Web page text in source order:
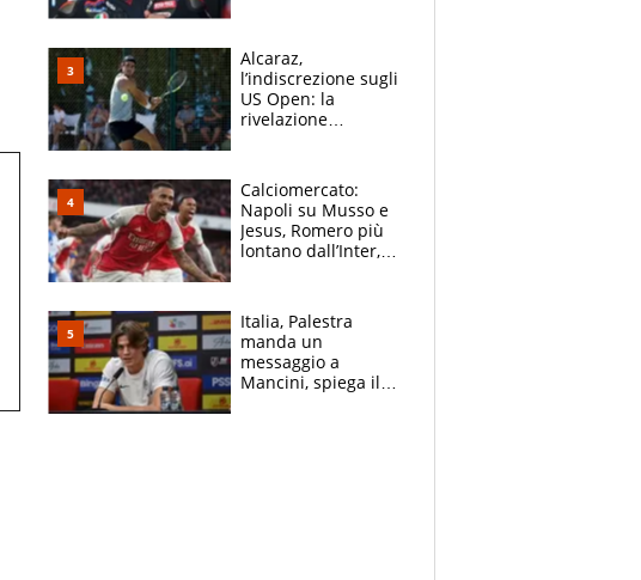
e vota Aprilia
Alcaraz,
l’indiscrezione sugli
US Open: la
rivelazione
B. Rune verso la
rinuncia
Calciomercato:
Napoli su Musso e
Jesus, Romero più
lontano dall’Inter,
tabellone
Italia, Palestra
manda un
messaggio a
Mancini, spiega il